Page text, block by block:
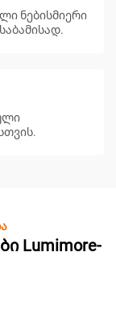
ნებისმიერი
Lumimore-